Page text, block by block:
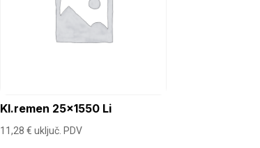
Kl.remen 25×1550 Li
11,28€ uključ. PDV